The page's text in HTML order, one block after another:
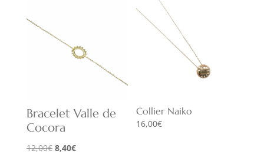
Bracelet Valle de
Cocora
12,00€ Le
8,40€Le
Collier Naiko
16,00€